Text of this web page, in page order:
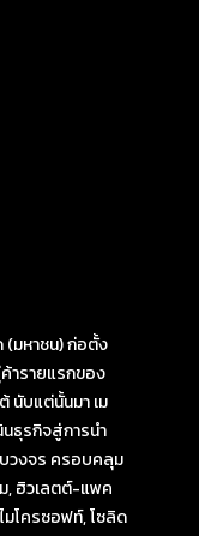
(มหาชน) ก่อตั้ง
ารายแรกของ
นับแต่นั้นมา เม
ธุรกิจสู่การนำ
วงจร ครอบคลุม
, ฮิวเลตต์-แพค
มโครซอฟท์, โซลิด